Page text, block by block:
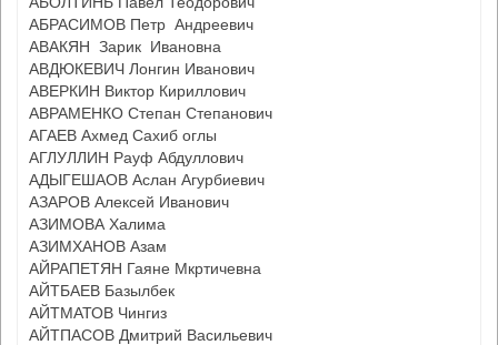
АБРАСИМОВ Петр Андреевич
АВАКЯН Зарик Ивановна
АВДЮКЕВИЧ Лонгин Иванович
АВЕРКИН Виктор Кириллович
АВРАМЕНКО Степан Степанович
АГАЕВ Ахмед Сахиб оглы
АГЛУЛЛИН Рауф Абдуллович
АДЫГЕШАОВ Аслан Агурбиевич
АЗАРОВ Алексей Иванович
АЗИМОВА Халима
АЗИМХАНОВ Азам
АЙРАПЕТЯН Гаяне Мкртичевна
АЙТБАЕВ Базылбек
АЙТМАТОВ Чингиз
АЙТПАСОВ Дмитрий Васильевич